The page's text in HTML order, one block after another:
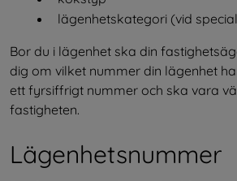
lägenhetskategori (vid
Bor du i lägenhet ska din
dig om vilket nummer din lägenhet
ett fyrsiffrigt nummer och ska vara
fastigheten.
Lägenhetsnummer